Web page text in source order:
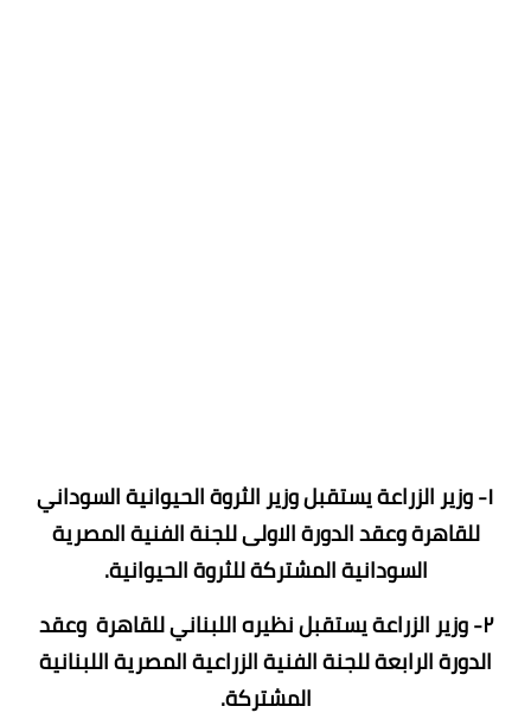
١- وزير الزراعة يستقبل وزير الثروة الحيوانية السوداني
للقاهرة وعقد الدورة الاولى للجنة الفنية المصرية
السودانية المشتركة للثروة الحيوانية.
٢- وزير الزراعة يستقبل نظيره اللبناني للقاهرة وعقد
الدورة الرابعة للجنة الفنية الزراعية المصرية اللبنانية
المشتركة.